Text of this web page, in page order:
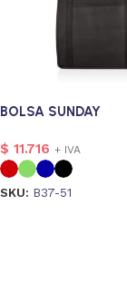
BOLSA SUNDAY
$ 11.716 + IVA
SKU: B37-51